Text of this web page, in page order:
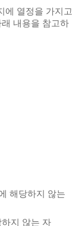
에 열정을 가지고
래 내용을 참고하
해당하지 않는
지 않는 자